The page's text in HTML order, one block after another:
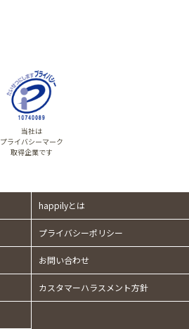
当社は
プライバシーマーク
取得企業です
happilyとは
プライバシーポリシー
お問い合わせ
カスタマーハラスメント方針